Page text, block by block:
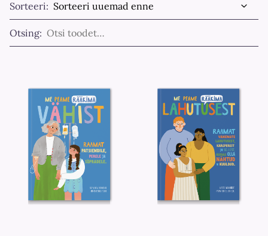
Sorteeri:
Otsing: